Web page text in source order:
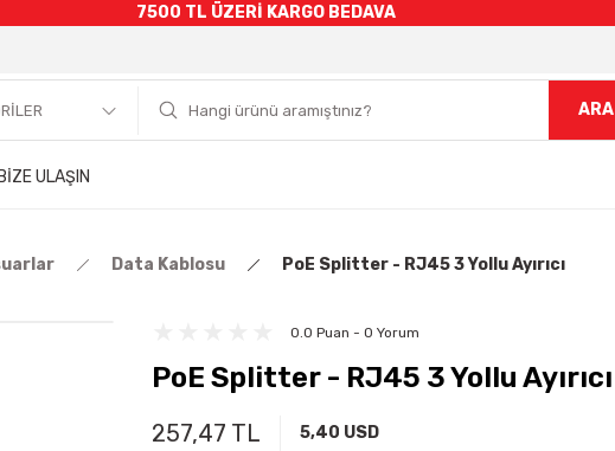
7500 TL ÜZERİ KARGO BEDAVA
ARA
BİZE ULAŞIN
Data Kablosu PoE Splitter - RJ45 3 Yollu Ayırıcı
0.0 Puan - 0 Yorum
PoE Splitter - RJ45 3 Yollu Ayırıcı
257,47 TL 5,40 USD